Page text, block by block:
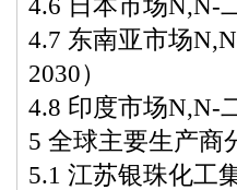
4.7 东南亚市场
2030）
4.8 印度市场N,N-
5 全球主要生产商
5.1 江苏银珠化工